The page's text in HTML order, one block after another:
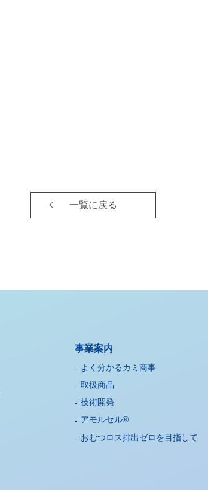
一覧に戻る
事業案内
よく分かるカミ商事
取扱商品
技術開発
アモルセル®
おむつロス排出ゼロを目指して